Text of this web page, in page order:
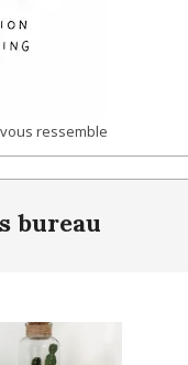
ressemble
bureau